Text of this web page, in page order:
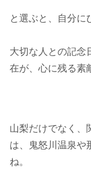
と選ぶと、自分に
大切な人との記念
在が、心に残る素
山梨だけでなく、
は、鬼怒川温泉や
ね。